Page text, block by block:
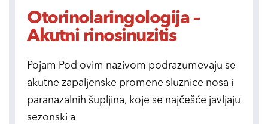
Otorinolaringologija –
Akutni rinosinuzitis
Pojam Pod ovim nazivom podrazumevaju se
akutne zapaljenske promene sluznice nosa i
paranazalnih šupljina, koje se najčešće javljaju
sezonski a